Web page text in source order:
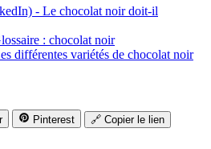
- Le chocolat noir doit-il
: chocolat noir
différentes variétés de chocolat noir
Pinterest 🔗 Copier le lien